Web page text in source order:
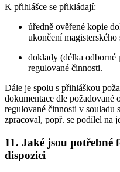
K přihlášce se přikládají:
úředně ověřené kopie
ukončení
doklady (délka odborné
regulované činnosti.
Dále je spolu s přihláškou
dokumentace dle požadované
regulované činnosti v souladu
zpracoval, popř. se podílel na
11. Jaké jsou potřebné
dispozici